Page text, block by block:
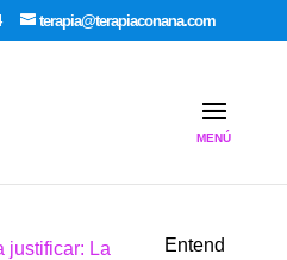
terapia@terapiaconana.com
Entend